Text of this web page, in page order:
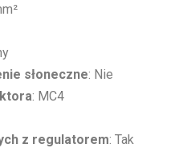
słoneczne: Nie
: MC4
z regulatorem: Tak